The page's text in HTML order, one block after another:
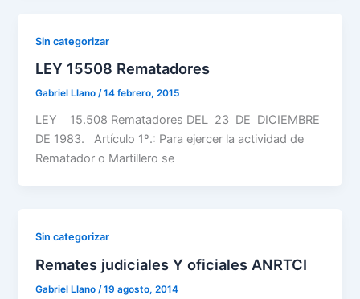
Sin categorizar
LEY 15508 Rematadores
Gabriel Llano/14 febrero, 2015
LEY 15.508 Rematadores DEL 23 DE DICIEMBRE
DE 1983. Artículo 1º.: Para ejercer la actividad de
Rematador o Martillero se
Sin categorizar
Remates judiciales Y oficiales ANRTCI
Gabriel Llano /19 agosto, 2014